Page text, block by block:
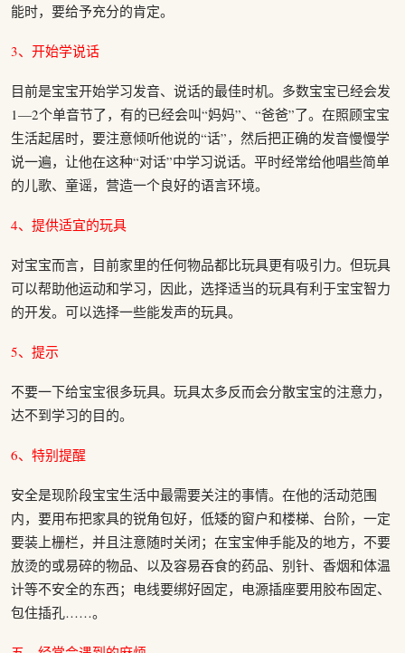
能时，要给予充分的肯定。
3、开始学说话
目前是宝宝开始学习发音、说话的最佳时机。多数宝宝已经会发
1—2个单音节了，有的已经会叫“妈妈”、“爸爸”了。在照顾宝宝
生活起居时，要注意倾听他说的“话”，然后把正确的发音慢慢学
说一遍，让他在这种“对话”中学习说话。平时经常给他唱些简单
的儿歌、童谣，营造一个良好的语言环境。
4、提供适宜的玩具
对宝宝而言，目前家里的任何物品都比玩具更有吸引力。但玩具
可以帮助他运动和学习，因此，选择适当的玩具有利于宝宝智力
的开发。可以选择一些能发声的玩具。
5、提示
不要一下给宝宝很多玩具。玩具太多反而会分散宝宝的注意力，
达不到学习的目的。
6、特别提醒
安全是现阶段宝宝生活中最需要关注的事情。在他的活动范围
内，要用布把家具的锐角包好，低矮的窗户和楼梯、台阶，一定
要装上栅栏，并且注意随时关闭；在宝宝伸手能及的地方，不要
放烫的或易碎的物品、以及容易吞食的药品、别针、香烟和体温
计等不安全的东西；电线要绑好固定，电源插座要用胶布固定、
包住插孔……。